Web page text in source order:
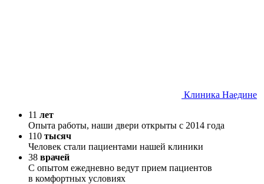
Клиника Наедине
11 лет
Опыта работы, наши двери открыты с 2014 года
110 тысяч
Человек стали пациентами нашей клиники
38 врачей
С опытом ежедневно ведут прием пациентов
в комфортных условиях